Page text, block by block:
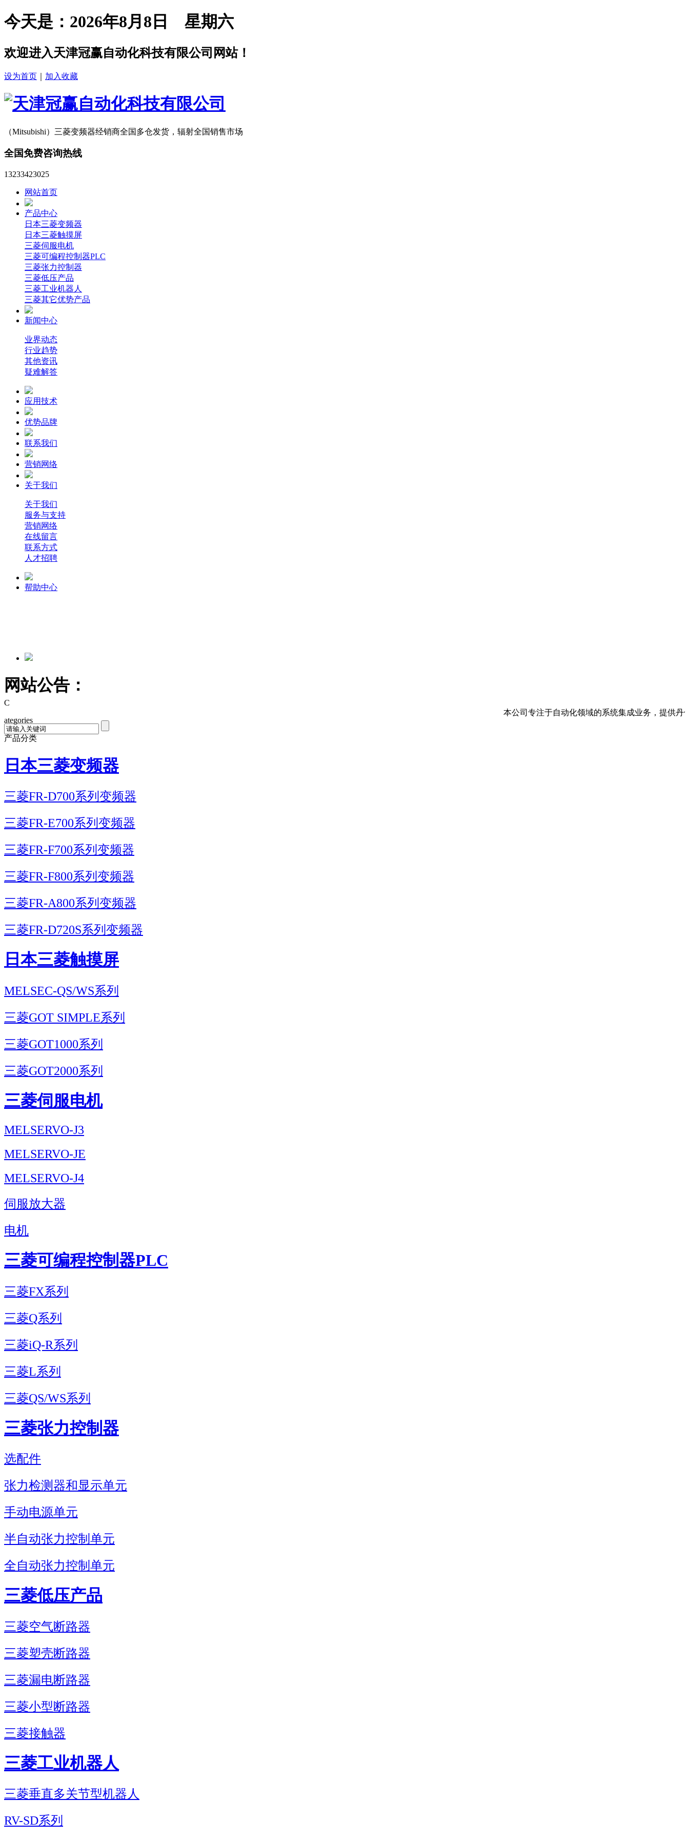
今天是：2026年8月8日 星期六
欢迎进入天津冠赢自动化科技有限公司网站！
设为首页 加入收藏
（Mitsubishi）三菱变频器经销商全国多仓发货，辐射全国销售市场
全国免费咨询热线
13233423025
网站首页
产品中心
日本三菱变频器
日本三菱触摸屏
三菱伺服电机
三菱可编程控制器PLC
三菱张力控制器
三菱低压产品
三菱工业机器人
三菱其它优势产品
新闻中心
业界动态
行业趋势
其他资讯
疑难解答
应用技术
优势品牌
联系我们
营销网络
关于我们
关于我们
服务与支持
营销网络
在线留言
联系方式
人才招聘
帮助中心
网站公告：
本公司专注于自动化领域的系统集成业务，提供丹
C
ategories
产品分类
日本三菱变频器
三菱FR-D700系列变频器
三菱FR-E700系列变频器
三菱FR-F700系列变频器
三菱FR-F800系列变频器
三菱FR-A800系列变频器
三菱FR-D720S系列变频器
日本三菱触摸屏
MELSEC-QS/WS系列
三菱GOT SIMPLE系列
三菱GOT1000系列
三菱GOT2000系列
三菱伺服电机
MELSERVO-J3
MELSERVO-JE
MELSERVO-J4
伺服放大器
电机
三菱可编程控制器PLC
三菱FX系列
三菱Q系列
三菱iQ-R系列
三菱L系列
三菱QS/WS系列
三菱张力控制器
选配件
张力检测器和显示单元
手动电源单元
半自动张力控制单元
全自动张力控制单元
三菱低压产品
三菱空气断路器
三菱塑壳断路器
三菱漏电断路器
三菱小型断路器
三菱接触器
三菱工业机器人
三菱垂直多关节型机器人
RV-SD系列